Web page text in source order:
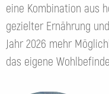
eine Kombination aus
gezielter Ernährung
Jahr 2026 mehr
das eigene